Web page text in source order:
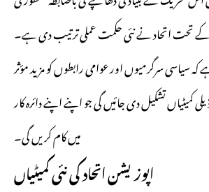
تحت اتحاد نے نئی حکمت عملی ترتیب دی ہے۔
سیاسی سرگرمیوں اور عوامی رابطوں کو مزید مؤثر
تشکیل دی جائیں گی جو اپنے اپنے دائرہ کار
میں کام کریں گی۔
اپوزیشن اتحاد کی نئی کمیٹیاں